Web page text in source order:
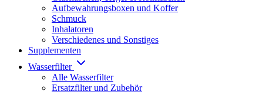
Aufbewahrungsboxen und Koffer
Schmuck
Inhalatoren
Verschiedenes und Sonstiges
Supplementen
Wasserfilter
Alle Wasserfilter
Ersatzfilter und Zubehör